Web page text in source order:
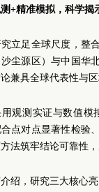
+精准模拟，科学揭
立足全球尺度，整
尘源区）与中国华
兼具全球代表性与区
用观测实证与数值模
点对点显著性检验
法筑牢结论可靠性
绍，研究三大核心